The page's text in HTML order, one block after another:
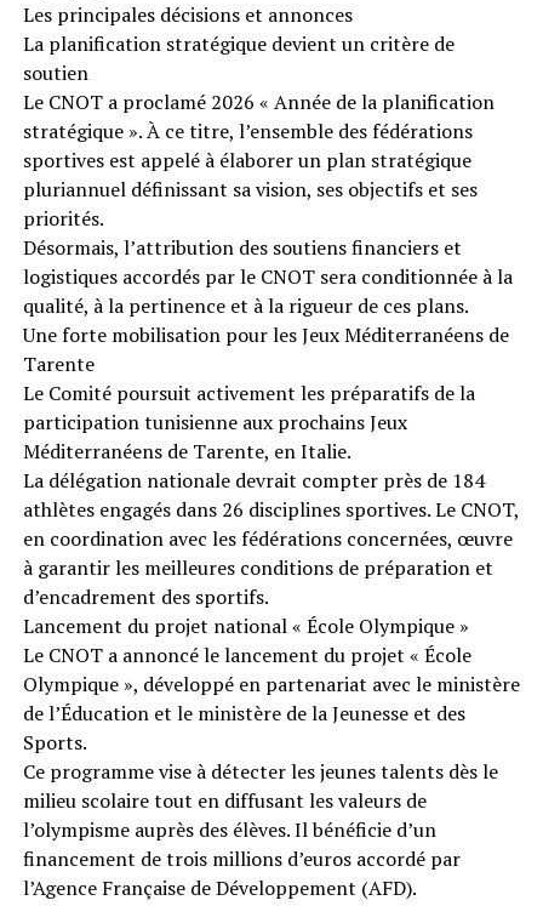
Les principales décisions et annonces
La planification stratégique devient un critère de
soutien
Le CNOT a proclamé 2026 « Année de la planification
stratégique ». À ce titre, l’ensemble des fédérations
sportives est appelé à élaborer un plan stratégique
pluriannuel définissant sa vision, ses objectifs et ses
priorités.
Désormais, l’attribution des soutiens financiers et
logistiques accordés par le CNOT sera conditionnée à la
qualité, à la pertinence et à la rigueur de ces plans.
Une forte mobilisation pour les Jeux Méditerranéens de
Tarente
Le Comité poursuit activement les préparatifs de la
participation tunisienne aux prochains Jeux
Méditerranéens de Tarente, en Italie.
La délégation nationale devrait compter près de 184
athlètes engagés dans 26 disciplines sportives. Le CNOT,
en coordination avec les fédérations concernées, œuvre
à garantir les meilleures conditions de préparation et
d’encadrement des sportifs.
Lancement du projet national « École Olympique »
Le CNOT a annoncé le lancement du projet « École
Olympique », développé en partenariat avec le ministère
de l’Éducation et le ministère de la Jeunesse et des
Sports.
Ce programme vise à détecter les jeunes talents dès le
milieu scolaire tout en diffusant les valeurs de
l’olympisme auprès des élèves. Il bénéficie d’un
financement de trois millions d’euros accordé par
l’Agence Française de Développement (AFD).